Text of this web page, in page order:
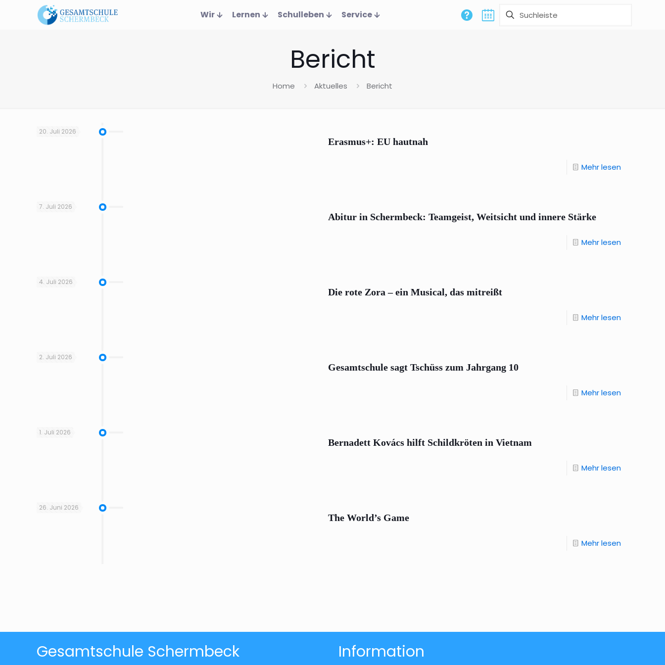
Wir Lernen Schulleben Service
Bericht
Home Aktuelles Bericht
20. Juli 2026
Erasmus+: EU hautnah
Mehr lesen
7. Juli 2026
Abitur in Schermbeck: Teamgeist, Weitsicht und innere Stärke
Mehr lesen
4. Juli 2026
Die rote Zora – ein Musical, das mitreißt
Mehr lesen
2. Juli 2026
Gesamtschule sagt Tschüss zum Jahrgang 10
Mehr lesen
1. Juli 2026
Bernadett Kovács hilft Schildkröten in Vietnam
Mehr lesen
26. Juni 2026
The World’s Game
Mehr lesen
Gesamtschule Schermbeck Information